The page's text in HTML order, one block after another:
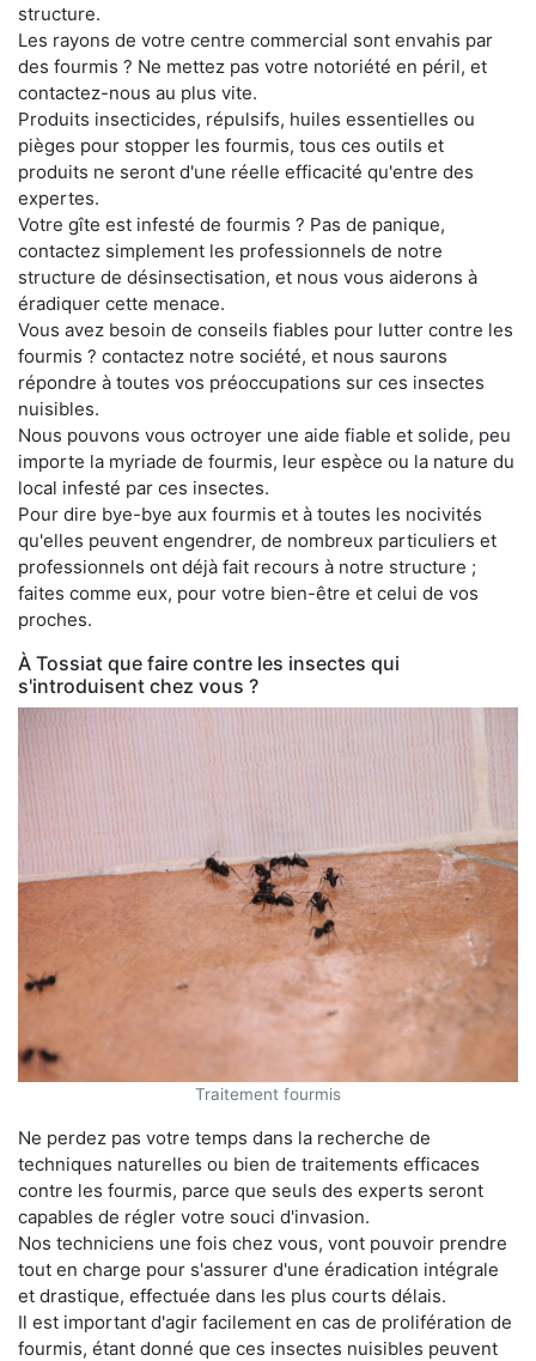
structure.
Les rayons de votre centre commercial sont envahis par
des fourmis ? Ne mettez pas votre notoriété en péril, et
contactez-nous au plus vite.
Produits insecticides, répulsifs, huiles essentielles ou
pièges pour stopper les fourmis, tous ces outils et
produits ne seront d'une réelle efficacité qu'entre des
expertes.
Votre gîte est infesté de fourmis ? Pas de panique,
contactez simplement les professionnels de notre
structure de désinsectisation, et nous vous aiderons à
éradiquer cette menace.
Vous avez besoin de conseils fiables pour lutter contre les
fourmis ? contactez notre société, et nous saurons
répondre à toutes vos préoccupations sur ces insectes
nuisibles.
Nous pouvons vous octroyer une aide fiable et solide, peu
importe la myriade de fourmis, leur espèce ou la nature du
local infesté par ces insectes.
Pour dire bye-bye aux fourmis et à toutes les nocivités
qu'elles peuvent engendrer, de nombreux particuliers et
professionnels ont déjà fait recours à notre structure ;
faites comme eux, pour votre bien-être et celui de vos
proches.
À Tossiat que faire contre les insectes qui
s'introduisent chez vous ?
Traitement fourmis
Ne perdez pas votre temps dans la recherche de
techniques naturelles ou bien de traitements efficaces
contre les fourmis, parce que seuls des experts seront
capables de régler votre souci d'invasion.
Nos techniciens une fois chez vous, vont pouvoir prendre
tout en charge pour s'assurer d'une éradication intégrale
et drastique, effectuée dans les plus courts délais.
Il est important d'agir facilement en cas de prolifération de
fourmis, étant donné que ces insectes nuisibles peuvent